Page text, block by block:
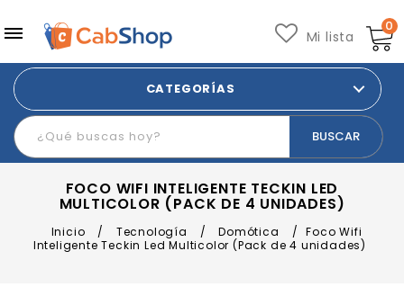
0
Mi lista
CATEGORÍAS
FOCO WIFI INTELIGENTE TECKIN LED
MULTICOLOR (PACK DE 4 UNIDADES)
Inicio / Tecnología / Domótica / Foco Wifi
Inteligente Teckin Led Multicolor (Pack de 4 unidades)